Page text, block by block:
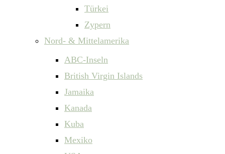
Türkei
Zypern
Nord- & Mittelamerika
ABC-Inseln
British Virgin Islands
Jamaika
Kanada
Kuba
Mexiko